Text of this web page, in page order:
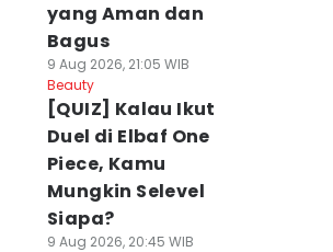
yang Aman dan
Bagus
9 Aug 2026, 21:05 WIB
Beauty
[QUIZ] Kalau Ikut
Duel di Elbaf One
Piece, Kamu
Mungkin Selevel
Siapa?
9 Aug 2026, 20:45 WIB